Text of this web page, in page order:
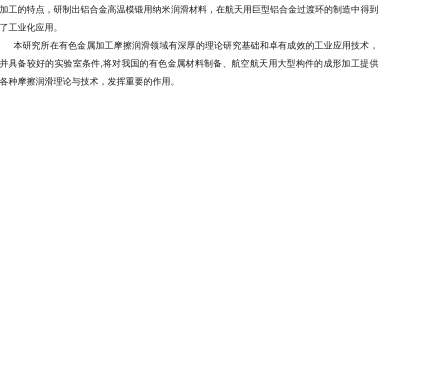
工的特点，研制出铝合金高温模锻用纳米润滑材料，在航天用巨型铝合金过渡环的制造中得到
工业化应用。
本研究所在有色金属加工摩擦润滑领域有深厚的理论研究基础和卓有成效的工业应用技术，
具备较好的实验室条件,将对我国的有色金属材料制备、航空航天用大型构件的成形加工提供
种摩擦润滑理论与技术，发挥重要的作用。